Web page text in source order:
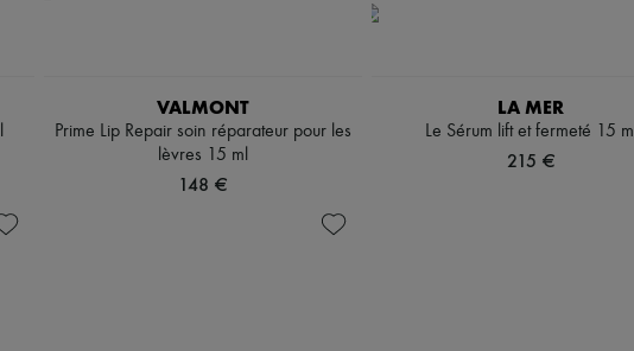
VALMONT
Prime Lip Repair soin réparateur pour les
lèvres 15 ml
148 €
LA MER
Le Sérum lift et fermeté 15 ml
215 €